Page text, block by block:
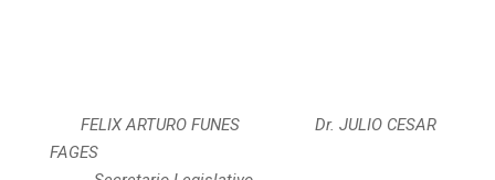
FELIX ARTURO FUNES
Dr. JULIO CESAR
FAGES